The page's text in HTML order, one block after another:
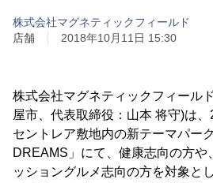
株式会社マグネティックフィールド
店舗
2018年10月11日 15:30
株式会社マグネティックフィール
屋市、代表取締役：山本 将守)は
セントレア敷地内の新テーマパー
DREAMS」にて、健康志向の方や
ッショングルメ志向の方を対象と